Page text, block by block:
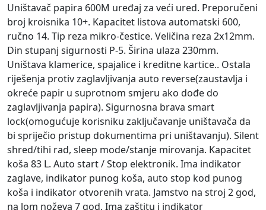
Uništavač papira 600M uređaj za veći ured. Preporučeni
broj kroisnika 10+. Kapacitet listova automatski 600,
ručno 14. Tip reza mikro-čestice. Veličina reza 2x12mm.
Din stupanj sigurnosti P-5. Širina ulaza 230mm.
Uništava klamerice, spajalice i kreditne kartice.. Ostala
riješenja protiv zaglavljivanja auto reverse(zaustavlja i
okreće papir u suprotnom smjeru ako dođe do
zaglavljivanja papira). Sigurnosna brava smart
lock(omogućuje korisniku zaključavanje uništavača da
bi spriječio pristup dokumentima pri uništavanju). Silent
shred/tihi rad, sleep mode/stanje mirovanja. Kapacitet
koša 83 L. Auto start / Stop elektronik. Ima indikator
zaglave, indikator punog koša, auto stop kod punog
koša i indikator otvorenih vrata. Jamstvo na stroj 2 god,
na lom noževa 7 god. Ima zaštitu i indikator